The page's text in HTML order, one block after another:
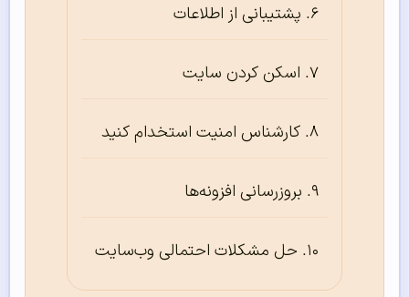
پشتیبانی از اطلاعات
اسکن کردن سایت
کارشناس امنیت استخدام کنید
بروزرسانی افزونه‌ها
حل مشکلات احتمالی وب‌سایت